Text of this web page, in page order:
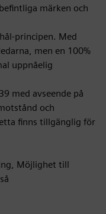
märken och
principen. Med
men en 100%
uppnåelig
med avseende på
och
finns tillgänglig för
Möjlighet till